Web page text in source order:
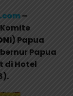
–
) Papua
Papua
di Hotel